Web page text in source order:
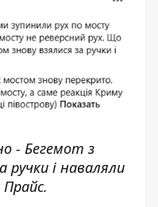
- Бегемот з
ручки і наваляли